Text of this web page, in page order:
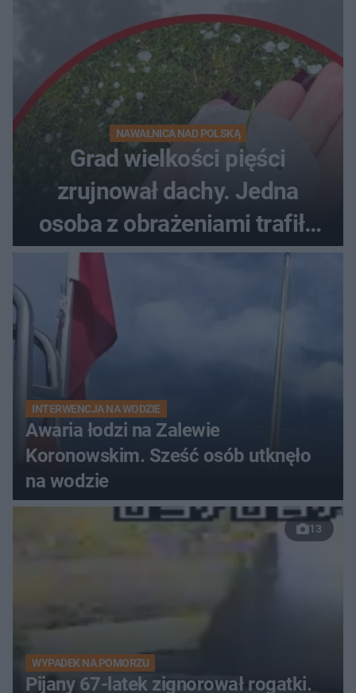
NAWAŁNICA NAD POLSKĄ
Grad wielkości pięści
zrujnował dachy. Jedna
osoba z obrażeniami trafiła
do szpitala
INTERWENCJA NA WODZIE
Awaria łodzi na Zalewie
Koronowskim. Sześć osób utknęło
na wodzie
13
WYPADEK NA POMORZU
Pijany 67-latek zignorował rogatki.